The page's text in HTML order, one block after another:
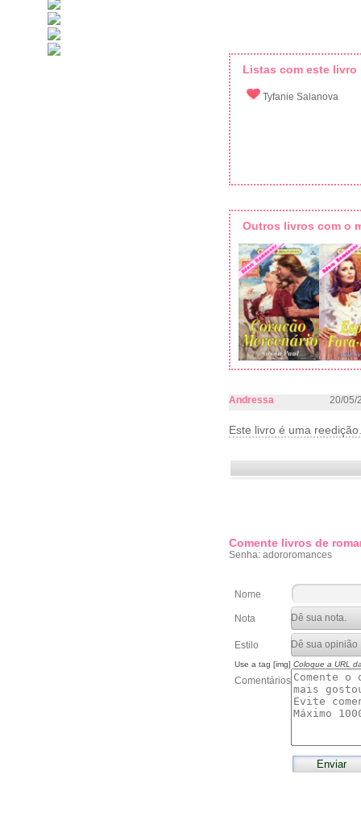
Listas com este livro
Tyfanie Salanova
Outros livros com o
Andressa 20/05/
Este livro é uma
Comente livros de
Senha: adororomances
Nome
Nota
Estilo
Use a tag [img] Coloque a URL
Comentários